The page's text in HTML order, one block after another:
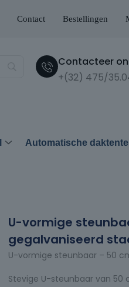
Contact Bestellingen
Contacteer
+(32) 475/
Automatische
U-vormige
gegalvaniseerd
U-vormige steunbaar – 50
Stevige U-steunbaar van 50